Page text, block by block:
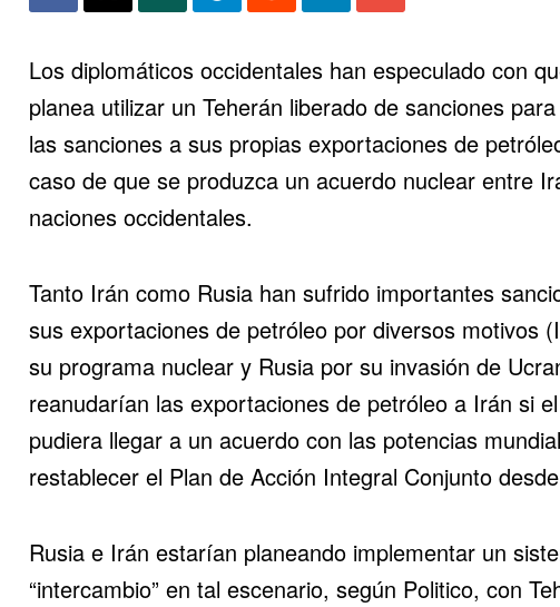
Los diplomáticos occidentales han especulado con
planea utilizar un Teherán liberado de sanciones
las sanciones a sus propias exportaciones de
caso de que se produzca un acuerdo nuclearentre
naciones occidentales.
Tanto Irán como Rusia han sufrido importantes
sus exportaciones de petróleo por diversos motivos
su programa nuclear y Rusia por su invasión de
reanudarían las exportaciones de petróleo a Irán si
pudiera llegar a un acuerdo con las potencias
restablecer el Plan de Acción Integral Conjunto
Rusia e Irán estarían planeando implementar un
“intercambio” en tal escenario, según Politico, con